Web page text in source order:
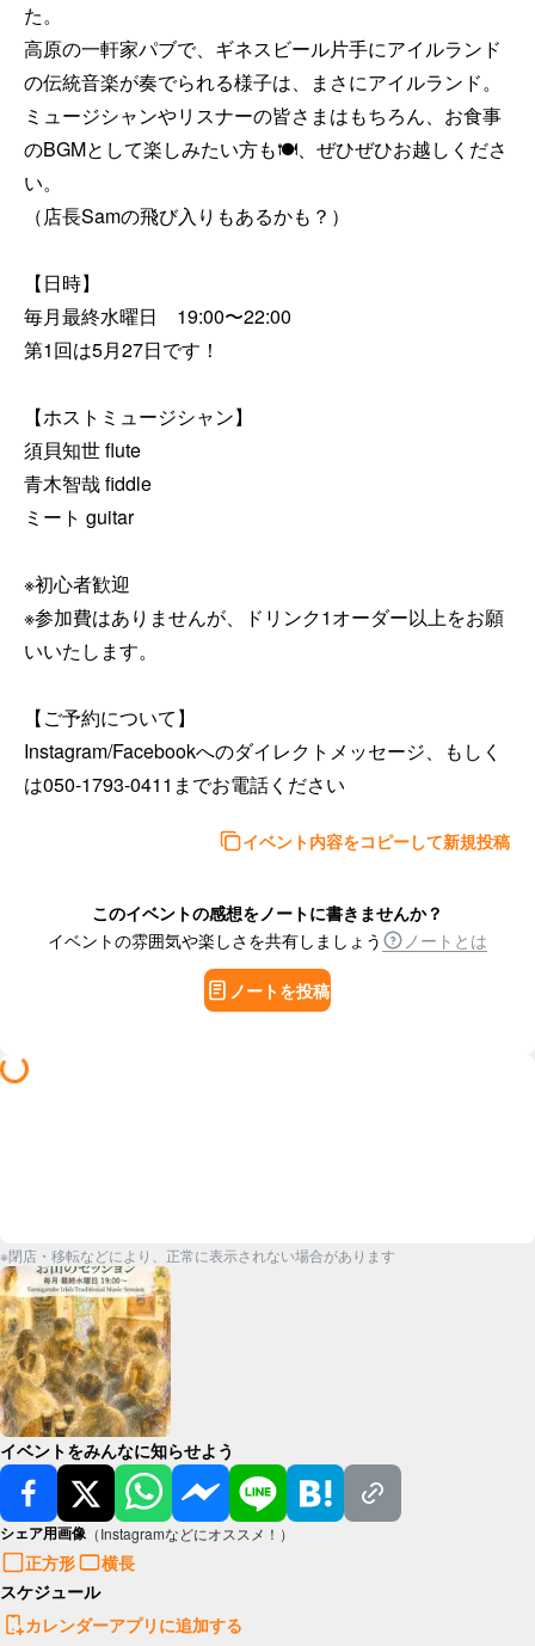
た。
高原の一軒家パブで、ギネスビール片手にアイルランド
の伝統音楽が奏でられる様子は、まさにアイルランド。
ミュージシャンやリスナーの皆さまはもちろん、お食事
のBGMとして楽しみたい方も🍽️、ぜひぜひお越しくださ
い。
（店長Samの飛び入りもあるかも？）
【日時】
毎月最終水曜日　19:00〜22:00
第1回は5月27日です！
【ホストミュージシャン】
須貝知世 flute
青木智哉 fiddle
ミート guitar
※初心者歓迎
※参加費はありませんが、ドリンク1オーダー以上をお願
いいたします。
【ご予約について】
Instagram/Facebookへのダイレクトメッセージ、もしく
は050-1793-0411までお電話ください
イベント内容をコピーして新規投稿
このイベントの感想をノートに書きませんか？
イベントの雰囲気や楽しさを共有しましょう
ノートとは
ノートを投稿
※閉店・移転などにより、正常に表示されない場合があります
イベントをみんなに知らせよう
シェア用画像 （Instagramなどにオススメ！）
正方形
横長
スケジュール
カレンダーアプリに追加する